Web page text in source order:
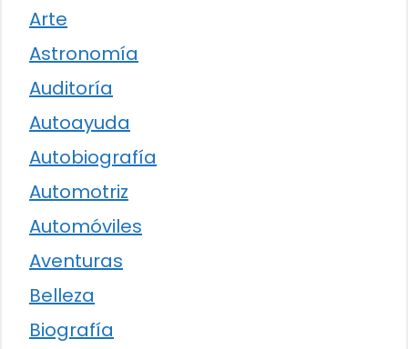
Arte
Astronomía
Auditoría
Autoayuda
Autobiografía
Automotriz
Automóviles
Aventuras
Belleza
Biografía